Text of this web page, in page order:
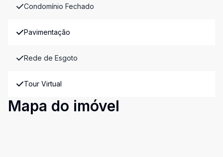
Condomínio Fechado
Pavimentação
Rede de Esgoto
Tour Virtual
Mapa do imóvel